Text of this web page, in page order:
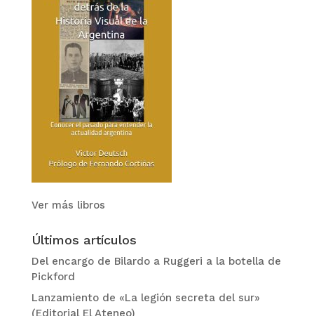
Ver más libros
Últimos artículos
Del encargo de Bilardo a Ruggeri a la botella de
Pickford
Lanzamiento de «La legión secreta del sur»
(Editorial El Ateneo)